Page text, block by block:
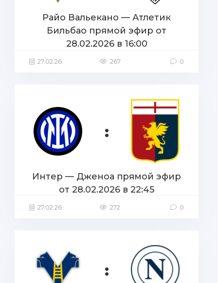
Райо Вальекано — Атлетик
Бильбао прямой эфир от
28.02.2026 в 16:00
27.02.26 267 0
:
Интер — Дженоа прямой эфир
от 28.02.2026 в 22:45
27.02.26 272 0
: